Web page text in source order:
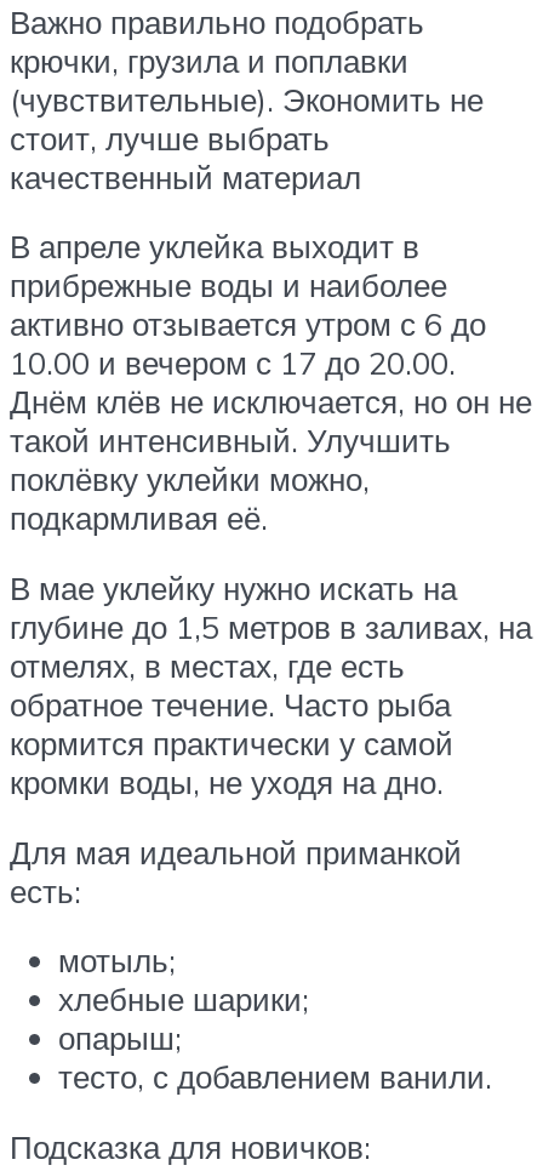
Важно правильно подобрать
крючки, грузила и поплавки
(чувствительные). Экономить не
стоит, лучше выбрать
качественный материал
В апреле уклейка выходит в
прибрежные воды и наиболее
активно отзывается утром с 6 до
10.00 и вечером с 17 до 20.00.
Днём клёв не исключается, но он не
такой интенсивный. Улучшить
поклёвку уклейки можно,
подкармливая её.
В мае уклейку нужно искать на
глубине до 1,5 метров в заливах, на
отмелях, в местах, где есть
обратное течение. Часто рыба
кормится практически у самой
кромки воды, не уходя на дно.
Для мая идеальной приманкой
есть:
мотыль;
хлебные шарики;
опарыш;
тесто, с добавлением ванили.
Подсказка для новичков: